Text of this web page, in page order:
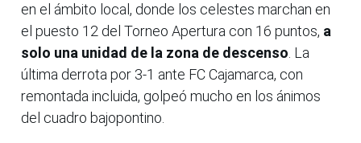
en el ámbito local, donde los celestes marchan en
el puesto 12 del Torneo Apertura con 16 puntos, a
solo una unidad de la zona de descenso. La
última derrota por 3-1 ante FC Cajamarca, con
remontada incluida, golpeó mucho en los ánimos
del cuadro bajopontino.